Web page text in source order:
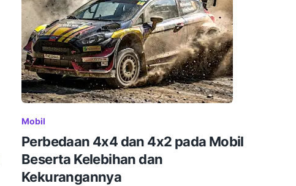
Mobil
Perbedaan 4x4 dan 4x2 pada Mobil
Beserta Kelebihan dan
Kekurangannya